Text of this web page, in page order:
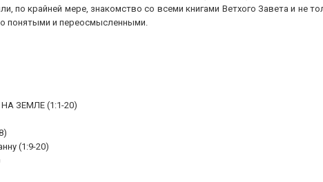
по крайней мере, знакомство со всеми книгами Ветхого Завета и не
понятыми и переосмысленными.
ЗЕМЛЕ (1:1-20)
(1:9-20)